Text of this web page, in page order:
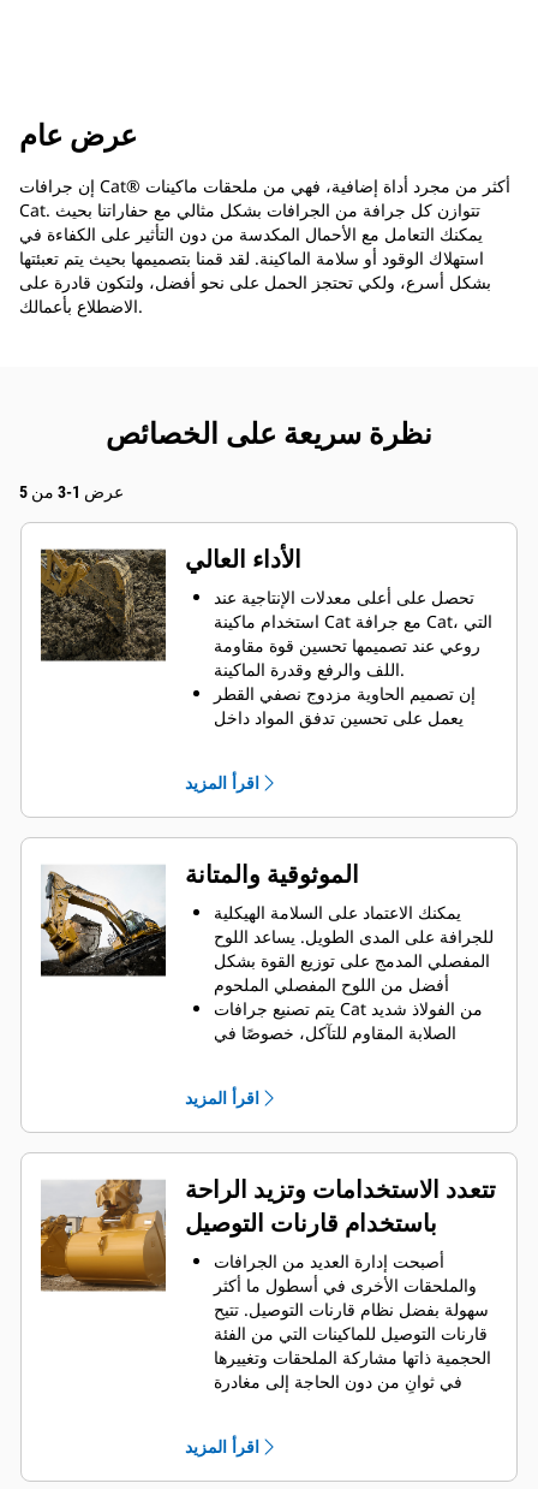
عرض عام
إن جرافات Cat®‎ أكثر من مجرد أداة إضافية، فهي من ملحقات ماكينات
Cat. تتوازن كل جرافة من الجرافات بشكل مثالي مع حفاراتنا بحيث
يمكنك التعامل مع الأحمال المكدسة من دون التأثير على الكفاءة في
استهلاك الوقود أو سلامة الماكينة. لقد قمنا بتصميمها بحيث يتم تعبئتها
بشكل أسرع، ولكي تحتجز الحمل على نحو أفضل، ولتكون قادرة على
الاضطلاع بأعمالك.
نظرة سريعة على الخصائص
عرض 1-3 من 5
الأداء العالي
تحصل على أعلى معدلات الإنتاجية عند
استخدام ماكينة Cat مع جرافة Cat، التي
روعي عند تصميمها تحسين قوة مقاومة
اللف والرفع وقدرة الماكينة.
إن تصميم الحاوية مزدوج نصفي القطر
يعمل على تحسين تدفق المواد داخل
عدم سحب الجزء السفلي من الجرافة،
يزيد استهلاك الوقود إلى الحد الأقصى
أثناء الحفر. تم تصميم جرافات Cat بحيث
تخترق المواد بمنتهى السرعة لتحسين
تحميل كمية أكبر من المواد في أقل وقت
ممكن. يساعد شكل الجرافة والقضبان
الجانبية على الاحتفاظ بمعظم المواد في
الجرافة لكل حمولة.
اقرأ المزيد
الموثوقية والمتانة
يمكنك الاعتماد على السلامة الهيكلية
للجرافة على المدى الطويل. ‏‫يساعد اللوح
المفصلي المدمج على توزيع القوة بشكل
أفضل من اللوح المفصلي الملحوم
يتم تصنيع جرافات Cat من الفولاذ شديد
الصلابة المقاوم للتآكل، خصوصًا في
يمكنك حماية أهم المناطق التي تتعرض
للتآكل المفرط في جرافتك أثناء احتكاكها
بالمواد بدرجة كبيرة باستخدام أدوات
التعشيق الأرضية (GET) من Cat
يمكنك العمل في تطبيقات الإنتاج عالية
المتطلبات، واختراق الأكوام بشكل أسهل
مع تسريع أوقات الدورات من خلال أدوات
Advansys
من Cat
قم بتركيب الأطراف وإزالتها بشكل أسرع
من ذي قبل باستخدام نظام GET عديم
المطرقة Advansys
تحقق من التثبيت الآمن للأطراف
والمهايئات، مع استخدام الأدوات
الأساسية فقط، باستخدام نظام تثبيت
يمكنك خفض تكاليف الصيانة باختيار
اقرأ المزيد
تتعدد الاستخدامات وتزيد الراحة
باستخدام قارنات التوصيل
أصبحت إدارة العديد من الجرافات
والملحقات الأخرى في أسطول ما أكثر
سهولة بفضل نظام قارنات التوصيل. ‏‫تتيح
قارنات التوصيل للماكينات التي من الفئة
الحجمية ذاتها مشاركة الملحقات وتغييرها
في ثوانٍ من دون الحاجة إلى مغادرة
كما أن الجرافات التي يمكن تثبيتها
مباشرة بالماكينة بمسامير تتوافق مع
قارنات التوصيل ذات مسمار الإمساك من
اقرأ المزيد